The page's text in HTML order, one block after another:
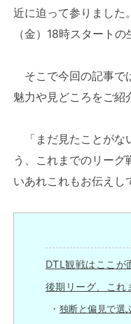
近に迫って参りました
（金）18時スタート
そこで今回の記事で
魅力や見どころをご紹
「まだ見たことがな
う、これまでのリーグ
いあれこれもお伝えし
DTL観戦はここが
後期リーグ、これ
独断と偏見で選